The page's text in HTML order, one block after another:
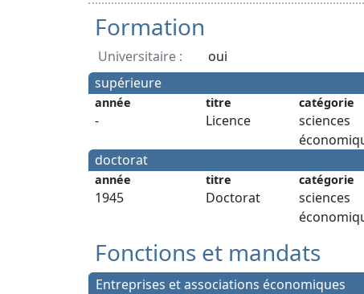
Formation
Universitaire :
oui
supérieure
année titre catégorie
- Licence
sciences
doctorat
année titre catégorie
1945 Doctorat
sciences
Fonctions et mandats
Entreprises et associations économiques